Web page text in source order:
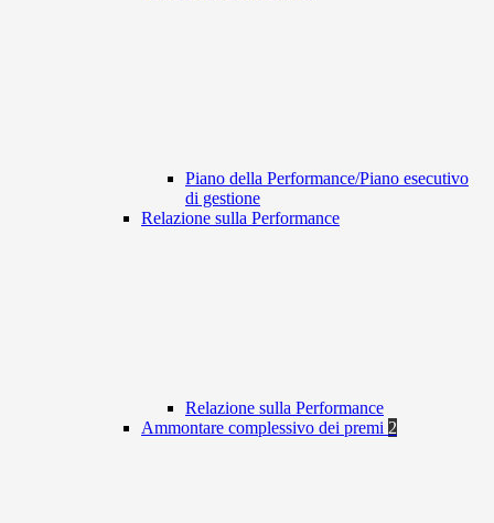
Piano della Performance/Piano esecutivo
di gestione
Relazione sulla Performance
Relazione sulla Performance
Ammontare complessivo dei premi 2